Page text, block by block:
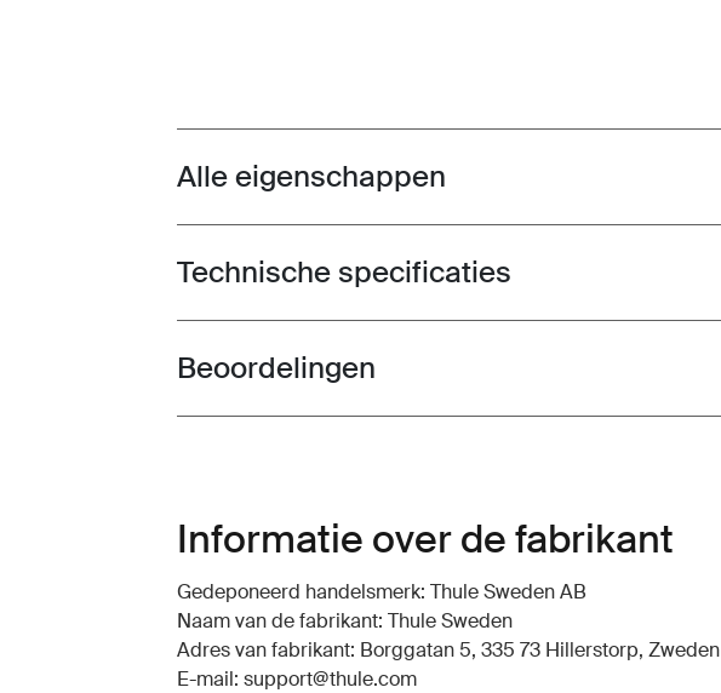
Toggle features
Alle eigenschappen
Toggle techspec
Technische specificaties
Toggle overview
Beoordelingen
Informatie over de fabrikant
Gedeponeerd handelsmerk: Thule Sweden AB
Naam van de fabrikant: Thule Sweden
Adres van fabrikant: Borggatan 5, 335 73 Hillerstorp, Zweden
E-mail: support@thule.com